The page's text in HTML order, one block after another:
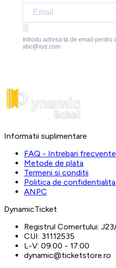
Introdu adresa ta de email pentru
abc@xyz.com
Informatii suplimentare
FAQ - Intrebari frecvente
Metode de plata
Termeni si conditii
Politica de
ANPC
DynamicTicket
Registrul Comertului:
CUI: 31112535
L-V: 09:00 - 17:00
dynamic@ticketstore.ro